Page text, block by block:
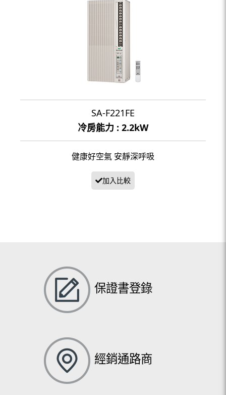
SA-F221FE
冷房能力 : 2.2kW
健康好空氣 安靜深呼吸
保證書登錄
經銷通路商